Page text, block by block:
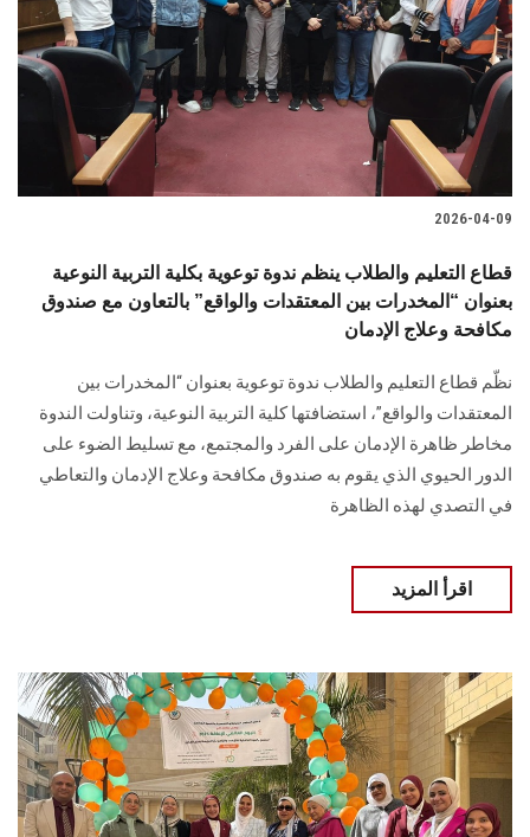
2026-04-09
قطاع التعليم والطلاب ينظم ندوة توعوية بكلية التربية النوعية
بعنوان “المخدرات بين المعتقدات والواقع” بالتعاون مع صندوق
مكافحة وعلاج الإدمان
نظّم قطاع التعليم والطلاب ندوة توعوية بعنوان “المخدرات بين
المعتقدات والواقع”، استضافتها كلية التربية النوعية، وتناولت الندوة
مخاطر ظاهرة الإدمان على الفرد والمجتمع، مع تسليط الضوء على
الدور الحيوي الذي يقوم به صندوق مكافحة وعلاج الإدمان والتعاطي
في التصدي لهذه الظاهرة
اقرأ المزيد